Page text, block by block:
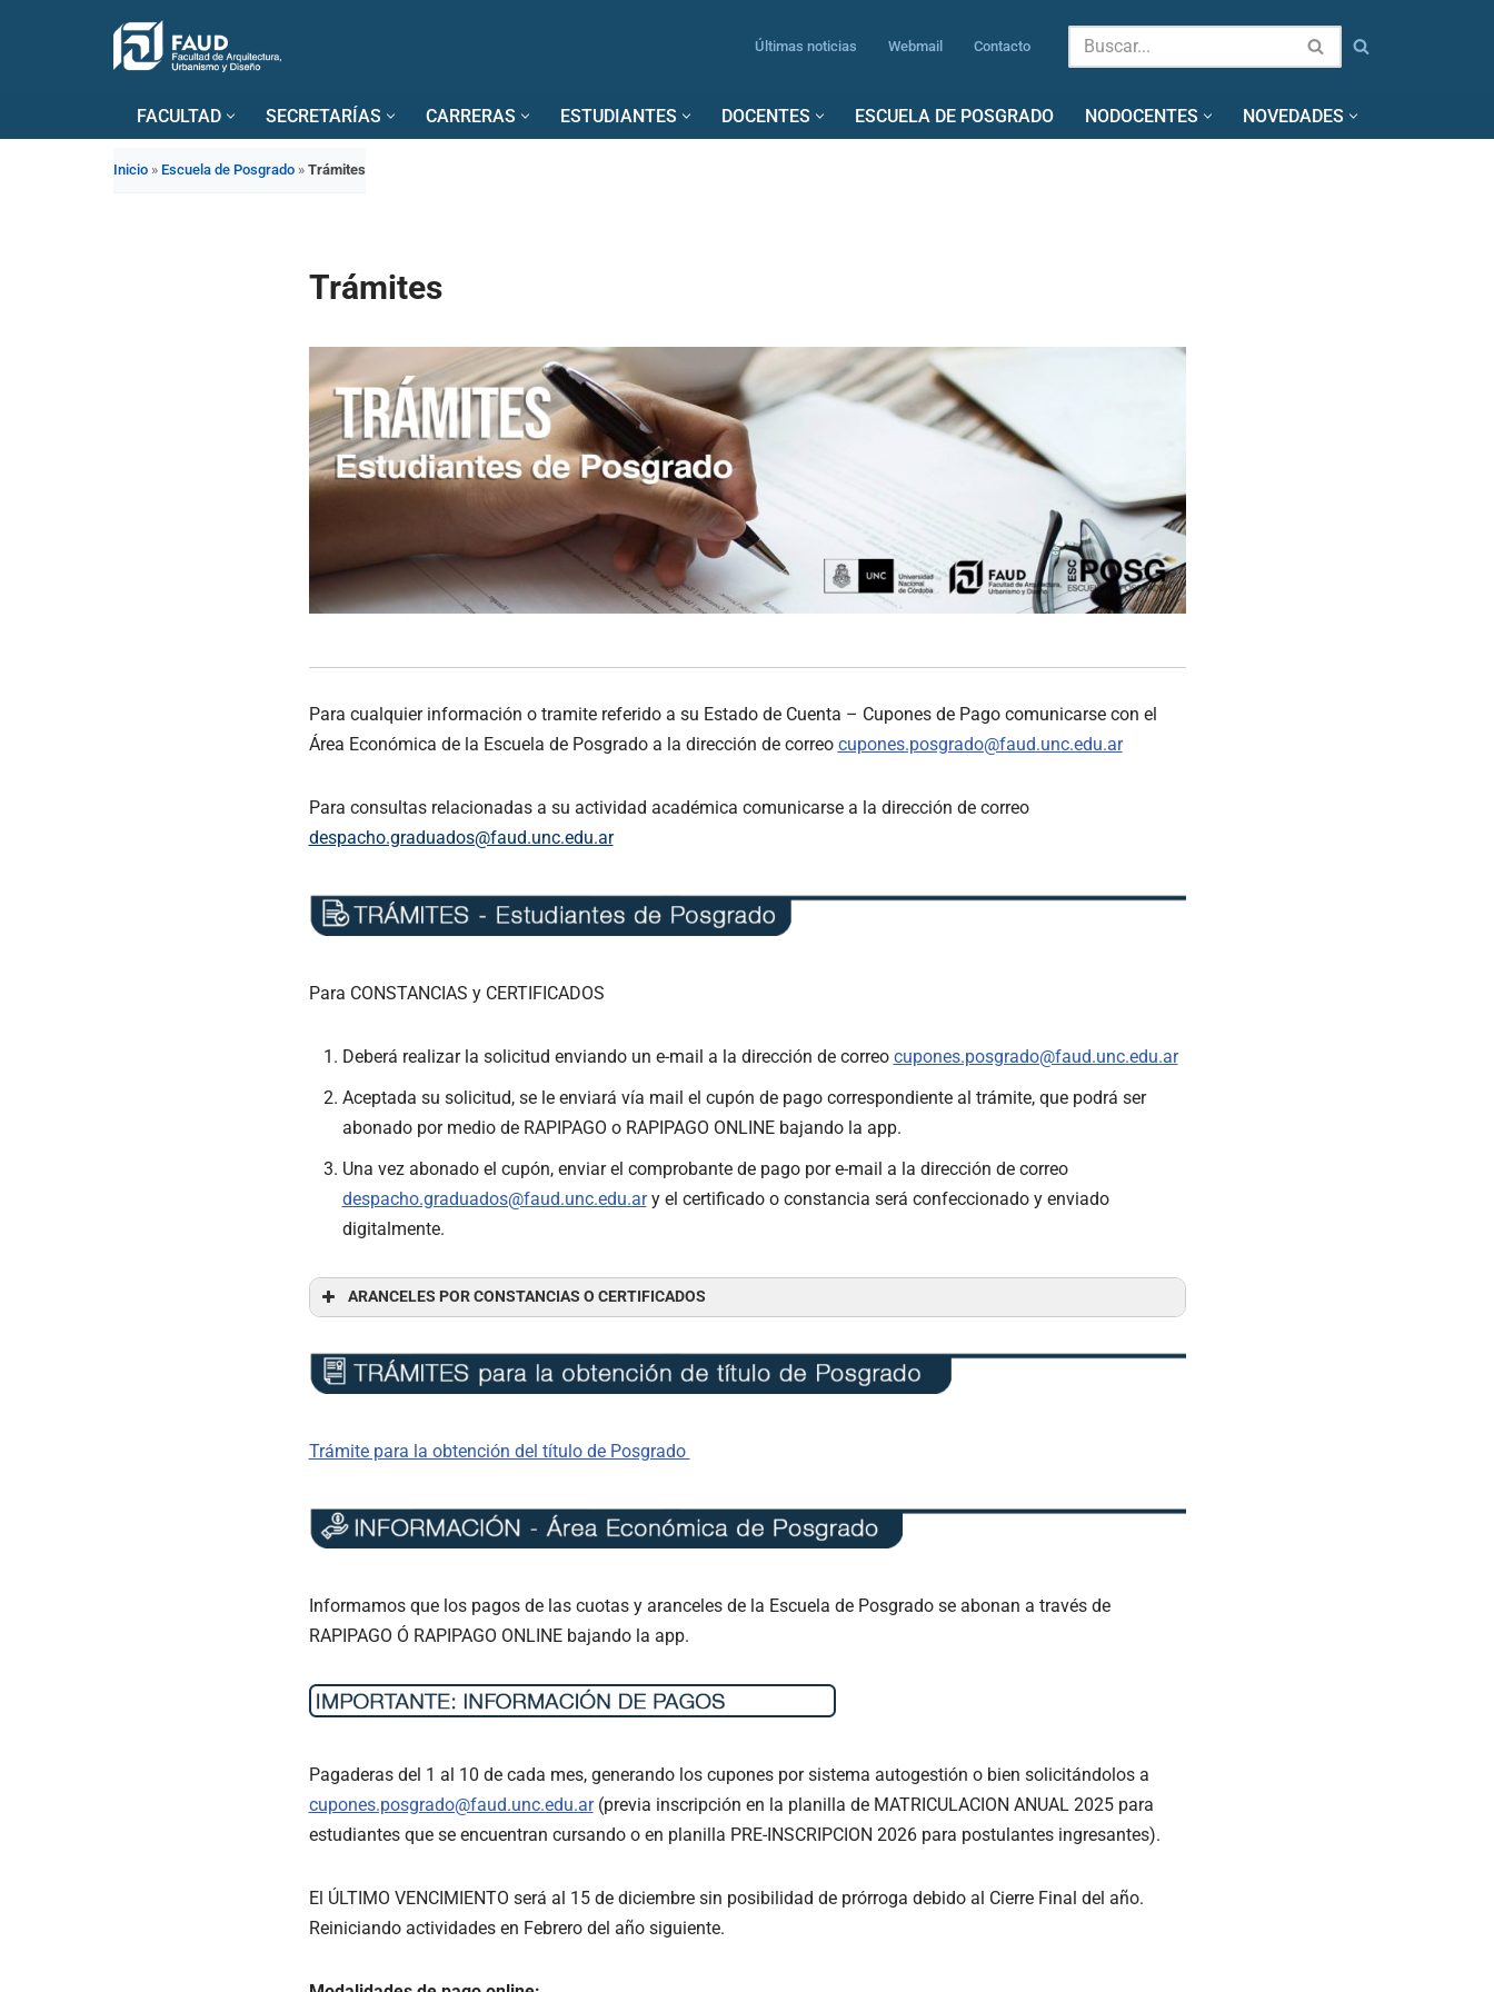
Últimas noticias Webmail Contacto
FACULTAD SECRETARÍAS CARRERAS ESTUDIANTES DOCENTES ESCUELA DE POSGRADO NODOCENTES NOVEDADES
Inicio » Escuela de Posgrado » Trámites
Trámites
Para cualquier información o tramite referido a su Estado de Cuenta – Cupones de Pago comunicarse con el
Área Económica de la Escuela de Posgrado a la dirección de correo cupones.posgrado@faud.unc.edu.ar
Para consultas relacionadas a su actividad académica comunicarse a la dirección de correo
despacho.graduados@faud.unc.edu.ar
Para CONSTANCIAS y CERTIFICADOS
Deberá realizar la solicitud enviando un e-mail a la dirección de correo cupones.posgrado@faud.unc.edu.ar
Aceptada su solicitud, se le enviará vía mail el cupón de pago correspondiente al trámite, que podrá ser
abonado por medio de RAPIPAGO o RAPIPAGO ONLINE bajando la app.
Una vez abonado el cupón, enviar el comprobante de pago por e-mail a la dirección de correo
despacho.graduados@faud.unc.edu.ary el certificado o constancia será confeccionado y enviado
digitalmente.
ARANCELES POR CONSTANCIAS O CERTIFICADOS
Trámite para la obtención del título de Posgrado
Informamos que los pagos de las cuotas y aranceles de la Escuela de Posgrado se abonan a través de
RAPIPAGO Ó RAPIPAGO ONLINE bajando la app.
Pagaderas del 1 al 10 de cada mes, generando los cupones por sistema autogestión o bien solicitándolos a
cupones.posgrado@faud.unc.edu.ar(previa inscripción en la planilla de MATRICULACION ANUAL 2025 para
estudiantes que se encuentran cursando o en planilla PRE-INSCRIPCION 2026 para postulantes ingresantes).
El ÚLTIMO VENCIMIENTO será al 15 de diciembre sin posibilidad de prórroga debido al Cierre Final del año.
Reiniciando actividades en Febrero del año siguiente.